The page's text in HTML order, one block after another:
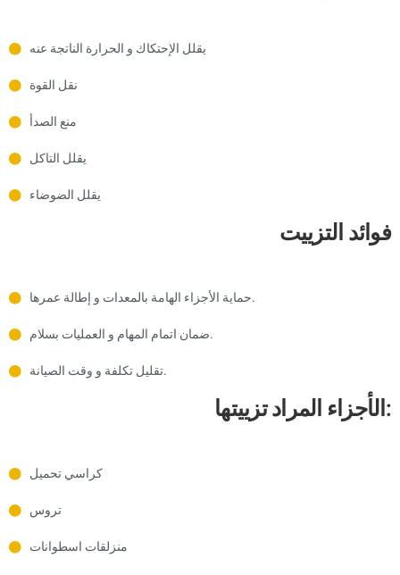
يقلل الإحتكاك و الحرارة الناتجة عنه
نقل القوة
منع الصدأ
يقلل التاكل
يقلل الضوضاء
فوائد التزييت
حماية الأجزاء الهامة بالمعدات و إطالة عمرها.
ضمان اتمام المهام و العمليات بسلام.
تقليل تكلفة و وقت الصيانة.
الأجزاء المراد تزييتها:
كراسي تحميل
تروس
منزلقات اسطوانات